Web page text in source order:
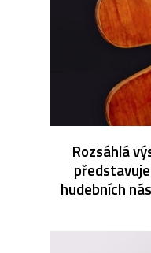
Rozsáhlá
hudebních